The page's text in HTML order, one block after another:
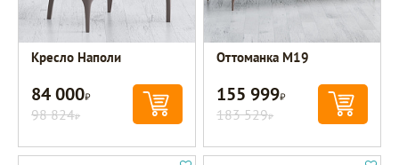
Кресло Наполи
84 000Р
98 824Р
Оттоманка M19
155 999Р
183 529Р